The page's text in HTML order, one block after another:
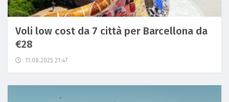
Voli low cost da 7 città per Barcellona da
€28
11.08.2025 21:47